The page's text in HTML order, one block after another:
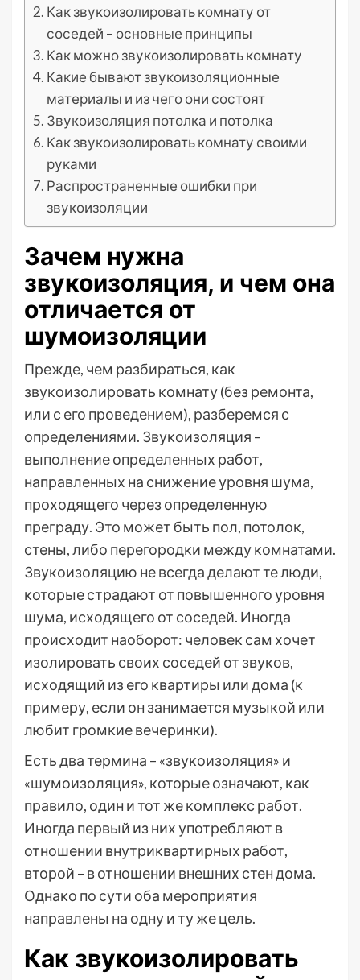
Как звукоизолировать комнату от
соседей – основные принципы
Как можно звукоизолировать комнату
Какие бывают звукоизоляционные
материалы и из чего они состоят
Звукоизоляция потолка и потолка
Как звукоизолировать комнату своими
руками
Распространенные ошибки при
звукоизоляции
Зачем нужна
звукоизоляция, и чем она
отличается от
шумоизоляции
Прежде, чем разбираться, как
звукоизолировать комнату (без ремонта,
или с его проведением), разберемся с
определениями. Звукоизоляция –
выполнение определенных работ,
направленных на снижение уровня шума,
проходящего через определенную
преграду. Это может быть пол, потолок,
стены, либо перегородки между комнатами.
Звукоизоляцию не всегда делают те люди,
которые страдают от повышенного уровня
шума, исходящего от соседей. Иногда
происходит наоборот: человек сам хочет
изолировать своих соседей от звуков,
исходящий из его квартиры или дома (к
примеру, если он занимается музыкой или
любит громкие вечеринки).
Есть два термина – «звукоизоляция» и
«шумоизоляция», которые означают, как
правило, один и тот же комплекс работ.
Иногда первый из них употребляют в
отношении внутриквартирных работ,
второй – в отношении внешних стен дома.
Однако по сути оба мероприятия
направлены на одну и ту же цель.
Как звукоизолировать